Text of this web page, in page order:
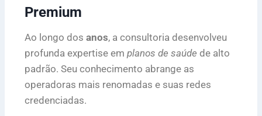
Premium
Ao longo dos anos, a consultoria desenvolveu
profunda expertise em planos de saúde de alto
padrão. Seu conhecimento abrange as
operadoras mais renomadas e suas redes
credenciadas.